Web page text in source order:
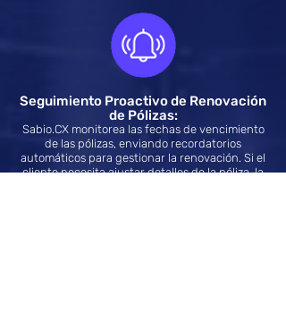
Seguimiento Proactivo de Renovación
de Pólizas:
Sabio.CX monitorea las fechas de vencimiento
de las pólizas, enviando recordatorios
automáticos para gestionar la renovación. Si el
cliente necesita ajustar detalles de la póliza, la